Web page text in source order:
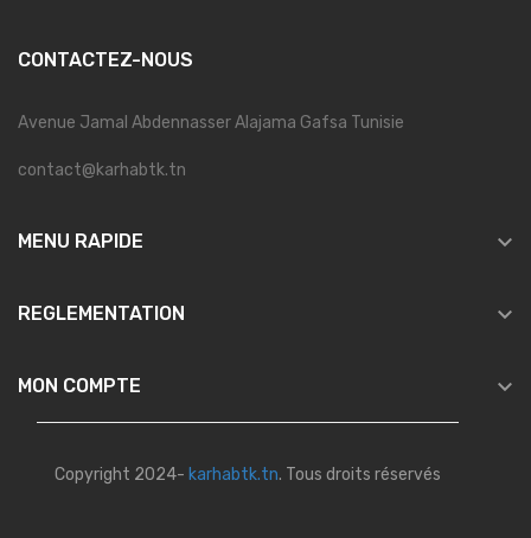
CONTACTEZ-NOUS
Avenue Jamal Abdennasser Alajama Gafsa Tunisie
contact@karhabtk.tn
MENU RAPIDE 
REGLEMENTATION 
MON COMPTE 
Copyright 2024- karhabtk.tn. Tous droits réservés